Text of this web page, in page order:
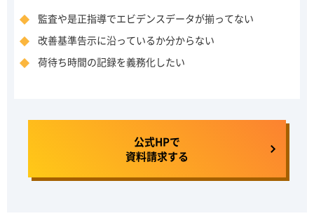
監査や是正指導でエビデンスデータが揃ってない
改善基準告示に沿っているか分からない
荷待ち時間の記録を義務化したい
公式HPで
資料請求する